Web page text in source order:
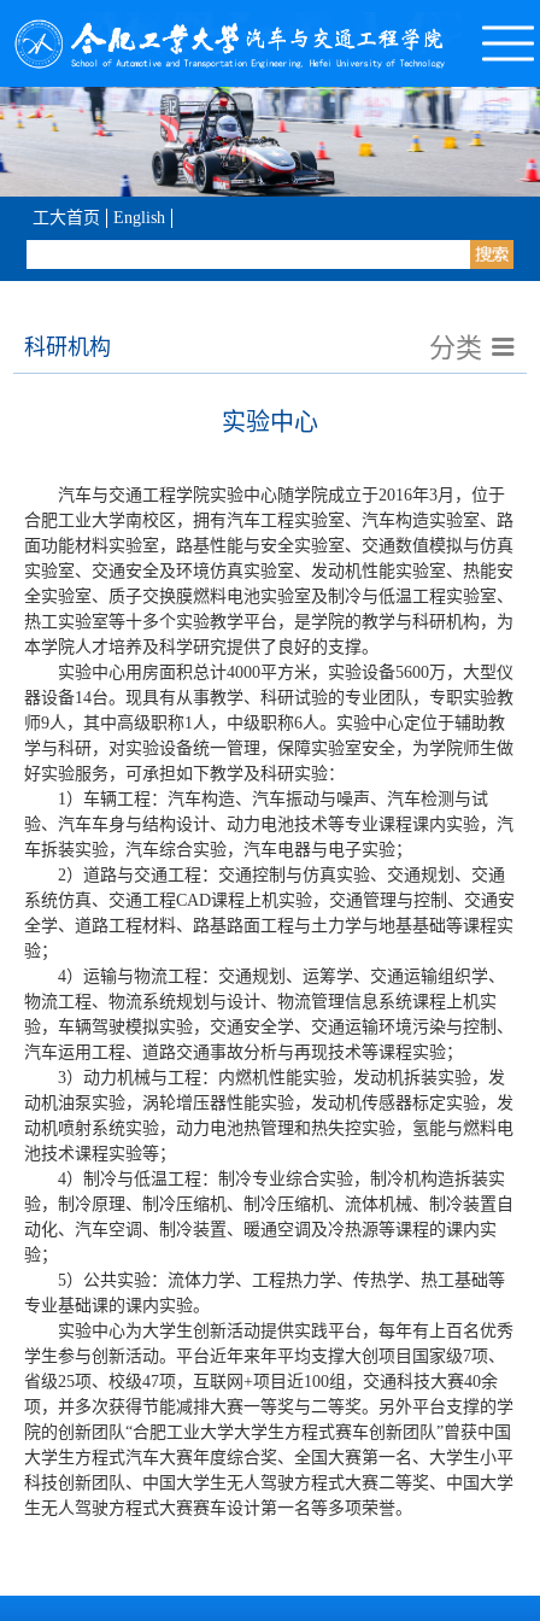
工大首页 English
科研机构 分类
实验中心
汽车与交通工程学院实验中心随学院成立于2016年3月，位于
合肥工业大学南校区，拥有汽车工程实验室、汽车构造实验室、路
面功能材料实验室，路基性能与安全实验室、交通数值模拟与仿真
实验室、交通安全及环境仿真实验室、发动机性能实验室、热能安
全实验室、质子交换膜燃料电池实验室及制冷与低温工程实验室、
热工实验室等十多个实验教学平台，是学院的教学与科研机构，为
本学院人才培养及科学研究提供了良好的支撑。
实验中心用房面积总计4000平方米，实验设备5600万，大型仪
器设备14台。现具有从事教学、科研试验的专业团队，专职实验教
师9人，其中高级职称1人，中级职称6人。实验中心定位于辅助教
学与科研，对实验设备统一管理，保障实验室安全，为学院师生做
好实验服务，可承担如下教学及科研实验：
1）车辆工程：汽车构造、汽车振动与噪声、汽车检测与试
验、汽车车身与结构设计、动力电池技术等专业课程课内实验，汽
车拆装实验，汽车综合实验，汽车电器与电子实验；
2）道路与交通工程：交通控制与仿真实验、交通规划、交通
系统仿真、交通工程CAD课程上机实验，交通管理与控制、交通安
全学、道路工程材料、路基路面工程与土力学与地基基础等课程实
验；
4）运输与物流工程：交通规划、运筹学、交通运输组织学、
物流工程、物流系统规划与设计、物流管理信息系统课程上机实
验，车辆驾驶模拟实验，交通安全学、交通运输环境污染与控制、
汽车运用工程、道路交通事故分析与再现技术等课程实验；
3）动力机械与工程：内燃机性能实验，发动机拆装实验，发
动机油泵实验，涡轮增压器性能实验，发动机传感器标定实验，发
动机喷射系统实验，动力电池热管理和热失控实验，氢能与燃料电
池技术课程实验等；
4）制冷与低温工程：制冷专业综合实验，制冷机构造拆装实
验，制冷原理、制冷压缩机、制冷压缩机、流体机械、制冷装置自
动化、汽车空调、制冷装置、暖通空调及冷热源等课程的课内实
验；
5）公共实验：流体力学、工程热力学、传热学、热工基础等
专业基础课的课内实验。
实验中心为大学生创新活动提供实践平台，每年有上百名优秀
学生参与创新活动。平台近年来年平均支撑大创项目国家级7项、
省级25项、校级47项，互联网+项目近100组，交通科技大赛40余
项，并多次获得节能减排大赛一等奖与二等奖。另外平台支撑的学
院的创新团队“合肥工业大学大学生方程式赛车创新团队”曾获中国
大学生方程式汽车大赛年度综合奖、全国大赛第一名、大学生小平
科技创新团队、中国大学生无人驾驶方程式大赛二等奖、中国大学
生无人驾驶方程式大赛赛车设计第一名等多项荣誉。